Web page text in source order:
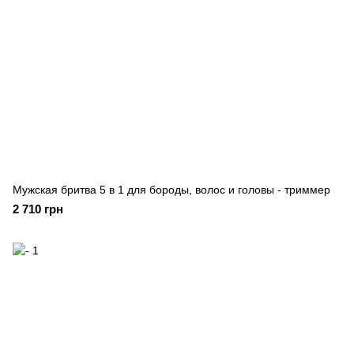
Мужская бритва 5 в 1 для бороды, волос и головы - триммер
2 710 грн